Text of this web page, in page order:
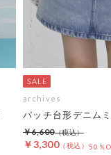
archives
パッチ台形デニム
￥3,300 50％
￥6,600